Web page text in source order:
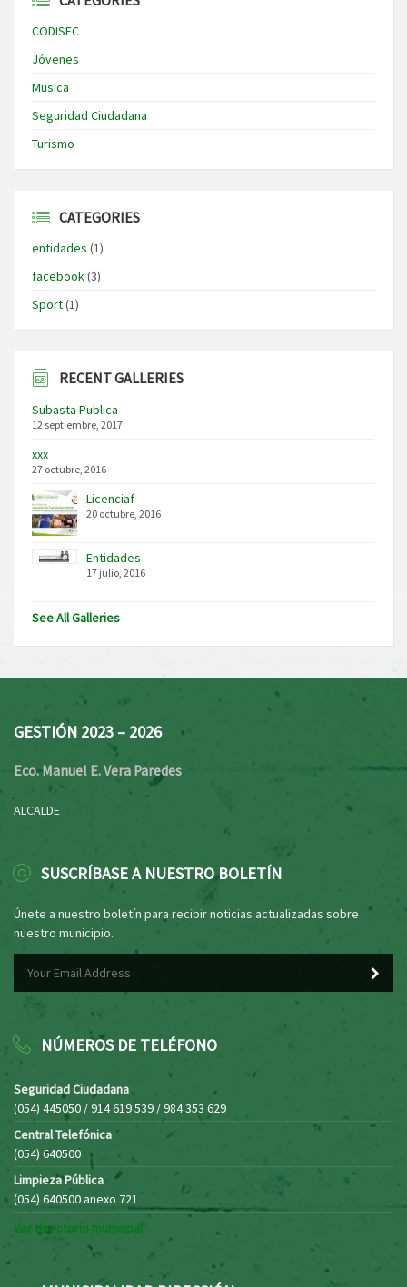
CODISEC
Jóvenes
Musica
Seguridad Ciudadana
Turismo
CATEGORIES
entidades (1)
facebook(3)
Sport(1)
RECENT GALLERIES
Subasta Publica
12 septiembre, 2017
xxx
27 octubre, 2016
Licenciaf
20 octubre, 2016
Entidades
17 julio, 2016
See All Galleries
GESTIÓN 2023 – 2026
Eco. Manuel E. Vera Paredes
ALCALDE
SUSCRÍBASE A NUESTRO BOLETÍN
Únete a nuestro boletín para recibir noticias actualizadas sobre
nuestro municipio.
NÚMEROS DE TELÉFONO
Seguridad Ciudadana
(054) 445050 / 914 619 539 / 984 353 629
Central Telefónica
(054) 640500
Limpieza Pública
(054) 640500 anexo 721
Ver directorio municipal